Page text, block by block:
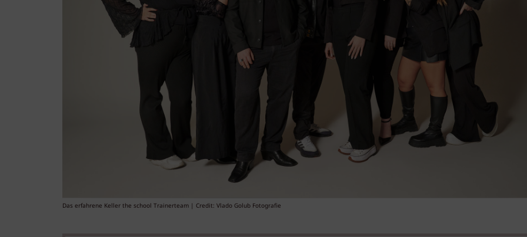
Das erfahrene Keller the school Trainerteam | Credit: Vlado Golub Fotografie